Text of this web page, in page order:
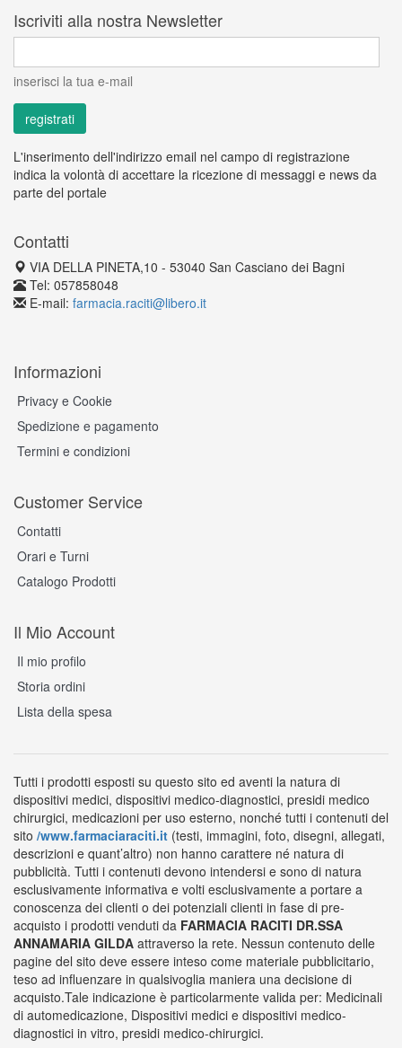
Iscriviti alla nostra Newsletter
inserisci la tua e-mail
L'inserimento dell'indirizzo email nel campo di registrazione
indica la volontà di accettare la ricezione di messaggi e news da
parte del portale
Contatti
VIA DELLA PINETA,10 - 53040 San Casciano dei Bagni
Tel: 057858048
E-mail: farmacia.raciti@libero.it
Informazioni
Privacy e Cookie
Spedizione e pagamento
Termini e condizioni
Customer Service
Contatti
Orari e Turni
Catalogo Prodotti
Il Mio Account
Il mio profilo
Storia ordini
Lista della spesa
Tutti i prodotti esposti su questo sito ed aventi la natura di
dispositivi medici, dispositivi medico-diagnostici, presidi medico
chirurgici, medicazioni per uso esterno, nonché tutti i contenuti del
sito /www.farmaciaraciti.it (testi, immagini, foto, disegni, allegati,
descrizioni e quant’altro) non hanno carattere né natura di
pubblicità. Tutti i contenuti devono intendersi e sono di natura
esclusivamente informativa e volti esclusivamente a portare a
conoscenza dei clienti o dei potenziali clienti in fase di pre-
acquisto i prodotti venduti da FARMACIA RACITI DR.SSA
ANNAMARIA GILDA attraverso la rete. Nessun contenuto delle
pagine del sito deve essere inteso come materiale pubblicitario,
teso ad influenzare in qualsivoglia maniera una decisione di
acquisto.Tale indicazione è particolarmente valida per: Medicinali
di automedicazione, Dispositivi medici e dispositivi medico-
diagnostici in vitro, presidi medico-chirurgici.